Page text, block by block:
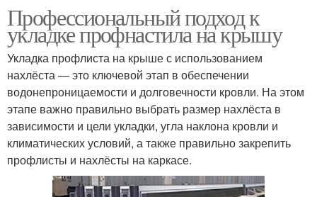
Профессиональный подход к
укладке профнастила на крышу
Укладка профлиста на крыше с использованием
нахлёста — это ключевой этап в обеспечении
водонепроницаемости и долговечности кровли. На этом
этапе важно правильно выбрать размер нахлёста в
зависимости и цели укладки, угла наклона кровли и
климатических условий, а также правильно закрепить
профлисты и нахлёсты на каркасе.